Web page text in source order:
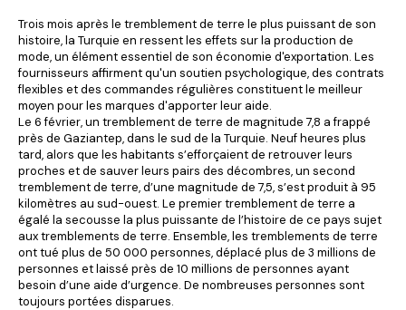
Trois mois après le tremblement de terre le plus puissant de son
histoire, la Turquie en ressent les effets sur la production de
mode, un élément essentiel de son économie d'exportation. Les
fournisseurs affirment qu'un soutien psychologique, des contrats
flexibles et des commandes régulières constituent le meilleur
moyen pour les marques d'apporter leur aide.
Le 6 février, un tremblement de terre de magnitude 7,8 a frappé
près de Gaziantep, dans le sud de la Turquie. Neuf heures plus
tard, alors que les habitants s’efforçaient de retrouver leurs
proches et de sauver leurs pairs des décombres, un second
tremblement de terre, d’une magnitude de 7,5, s’est produit à 95
kilomètres au sud-ouest. Le premier tremblement de terre a
égalé la secousse la plus puissante de l’histoire de ce pays sujet
aux tremblements de terre. Ensemble, les tremblements de terre
ont tué plus de 50 000 personnes, déplacé plus de 3 millions de
personnes et laissé près de 10 millions de personnes ayant
besoin d’une aide d’urgence. De nombreuses personnes sont
toujours portées disparues.